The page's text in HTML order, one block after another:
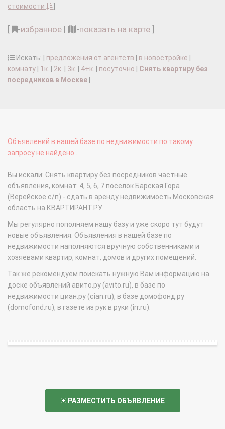
стоимости
-избранное | -показать на карте
Искать: | предложения от агентств в новостройке
комнату
1к. 2к. 3к. 4+к. посуточно
Снять квартиру без
посредников в Москве
Объявлений в нашей базе по недвижимости по такому
запросу не найдено...
Вы искали: Снять квартиру без посредников частные
объявления, комнат: 4, 5, 6, 7 поселок Барская Гора
(Верейское с/п) - сдать в аренду недвижимость Московская
область на КВАРТИРАНТ.РУ
Мы регулярно пополняем нашу базу и уже скоро тут будут
новые объявления. Объявления в нашей базе по
недвижимости наполняются вручную собственниками и
хозяевами квартир, комнат, домов и других помещений.
Так же рекомендуем поискать нужную Вам информацию на
доске объявлений авито.ру (avito.ru), в базе по
недвижимости циан.ру (cian.ru), в базе домофонд.ру
(domofond.ru), в газете из рук в руки (irr.ru).
РАЗМЕСТИТЬ ОБЪЯВЛЕНИЕ